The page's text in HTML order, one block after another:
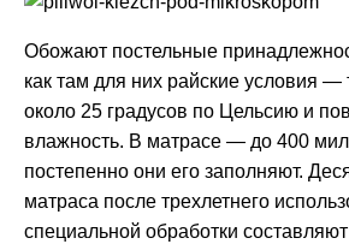
Обожают постельные
как там для них райские условия —
около 25 градусов по Цельсию и
влажность. В матрасе — до 400
постепенно они его заполняют.
матраса после трехлетнего
специальной обработки